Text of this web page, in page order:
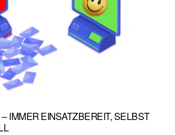
IMMER EINSATZBEREIT, SELBST